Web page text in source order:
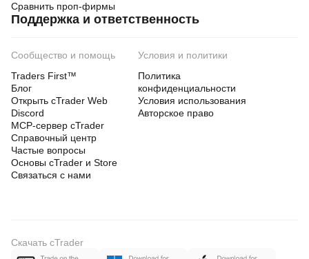
Сравнить проп-фирмы
Поддержка и ответственность
Сообщество и помощь
Traders First™
Блог
Открыть cTrader Web
Discord
MCP-сервер cTrader
Справочный центр
Частые вопросы
Основы cTrader и Store
Связаться с нами
Условия и политики
Политика
конфиденциальности
Условия использования
Авторское право
Скачать cTrader